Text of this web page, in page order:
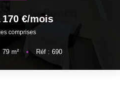
170 €/mois
comprises
79m² • Réf : 690